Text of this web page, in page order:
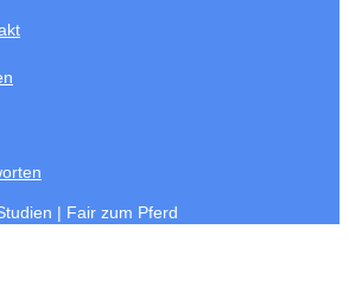
| Fair zum Pferd